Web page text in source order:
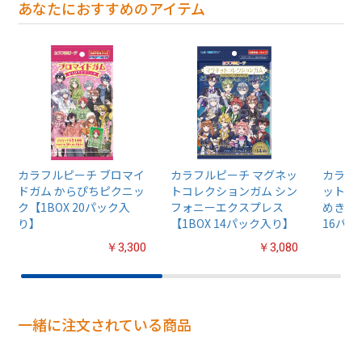
あなたにおすすめのアイテム
カラフルピーチ ブロマイ
ドガム からぴちピクニッ
ク【1BOX 20パック入
り】
￥3,300
カラフルピーチ マグネッ
トコレクションガム シン
フォニーエクスプレス
【1BOX 14パック入り】
￥3,080
カラフ
ットス
めきレ
16パッ
一緒に注文されている商品